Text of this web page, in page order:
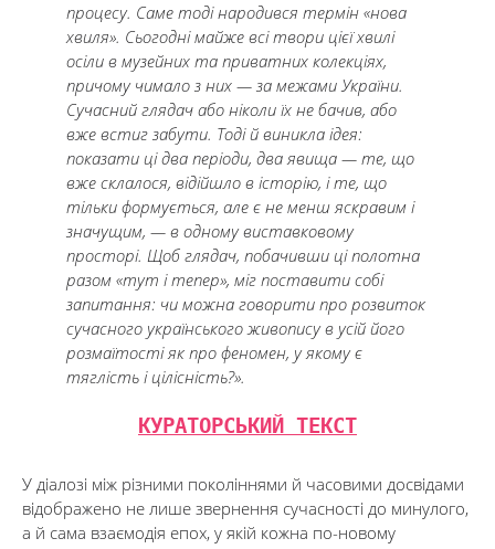
процесу. Саме тоді народився термін «нова
хвиля». Сьогодні майже всі твори цієї хвилі
осіли в музейних та приватних колекціях,
причому чимало з них — за межами України.
Сучасний глядач або ніколи їх не бачив, або
вже встиг забути. Тоді й виникла ідея:
показати ці два періоди, два явища — те, що
вже склалося, відійшло в історію, і те, що
тільки формується, але є не менш яскравим і
значущим, — в одному виставковому
просторі. Щоб глядач, побачивши ці полотна
разом «тут і тепер», міг поставити собі
запитання: чи можна говорити про розвиток
сучасного українського живопису в усій його
розмаїтості як про феномен, у якому є
тяглість і цілісність?».
КУРАТОРСЬКИЙ ТЕКСТ
У діалозі між різними поколіннями й часовими досвідами
відображено не лише звернення сучасності до минулого,
а й сама взаємодія епох, у якій кожна по-новому